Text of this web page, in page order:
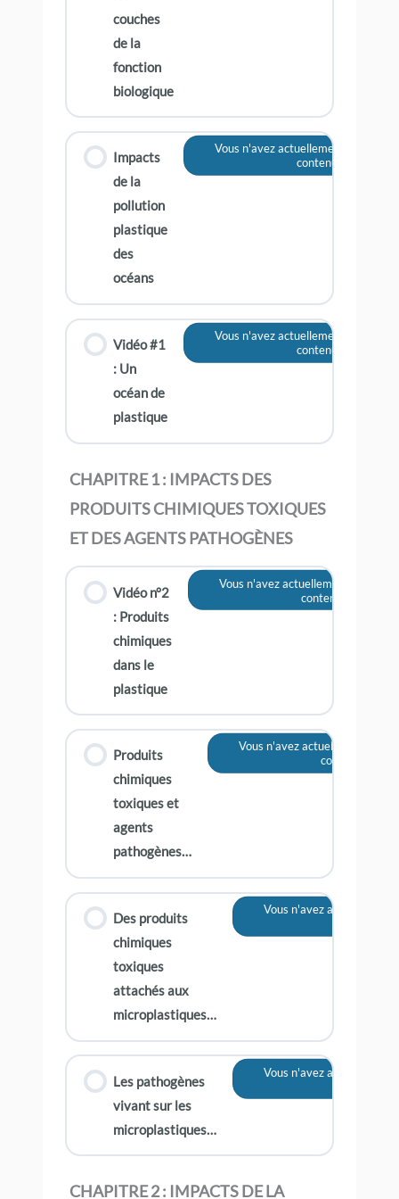
couches
de la
fonction
biologique
Impacts
de la
pollution
plastique
des
océans
Vous n'avez actuellement pas accès
contenu
Vidéo #1
: Un
océan de
plastique
Vous n'avez actuellement pas accès
contenu
CHAPITRE 1 : IMPACTS DES
PRODUITS CHIMIQUES TOXIQUES
ET DES AGENTS PATHOGÈNES
Vidéo n°2
: Produits
chimiques
dans le
plastique
Vous n'avez actuellement pas
contenu
Produits
chimiques
toxiques et
agents
pathogènes…
Vous n'avez actuellement pas
contenu
Des produits
chimiques
toxiques
attachés aux
microplastiques…
Vous n'avez actuellement
Les pathogènes
vivant sur les
microplastiques…
Vous n'avez actuellement
CHAPITRE 2 : IMPACTS DE LA